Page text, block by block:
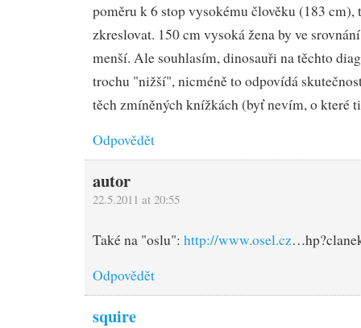
poměru k 6 stop vysokému člověku (183 cm),
zkreslovat. 150 cm vysoká žena by ve
menší. Ale souhlasím, dinosauři na těchto
trochu "nižší", nicméně to odpovídá
těch zmíněných knížkách (byť nevím, o které
Odpovědět
autor
22.5.2011 at 20:55
Také na "oslu": http://www.osel.cz
Odpovědět
squire